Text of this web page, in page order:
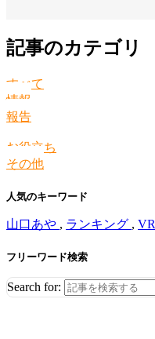
記事のカテゴリ
すべて
情報
報告
お役立ち
その他
人気のキーワード
山口あや , ランキング , VR
フリーワード検索
Search for: